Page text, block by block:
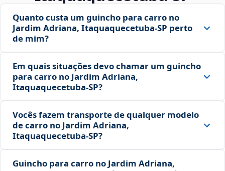
Quanto custa um guincho para carro no
Jardim Adriana, Itaquaquecetuba‑SP perto
de mim?
Em quais situações devo chamar um guincho
para carro no Jardim Adriana,
Itaquaquecetuba‑SP?
Vocês fazem transporte de qualquer modelo
de carro no Jardim Adriana,
Itaquaquecetuba‑SP?
Guincho para carro no Jardim Adriana,